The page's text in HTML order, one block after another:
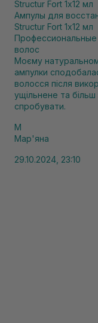
Ампулы для
Structur Fort 1х12 мл
волос
Моєму
ампулки
волосся після
ущільнене та
спробувати.
М
Мар'яна
29.10.2024, 23:10